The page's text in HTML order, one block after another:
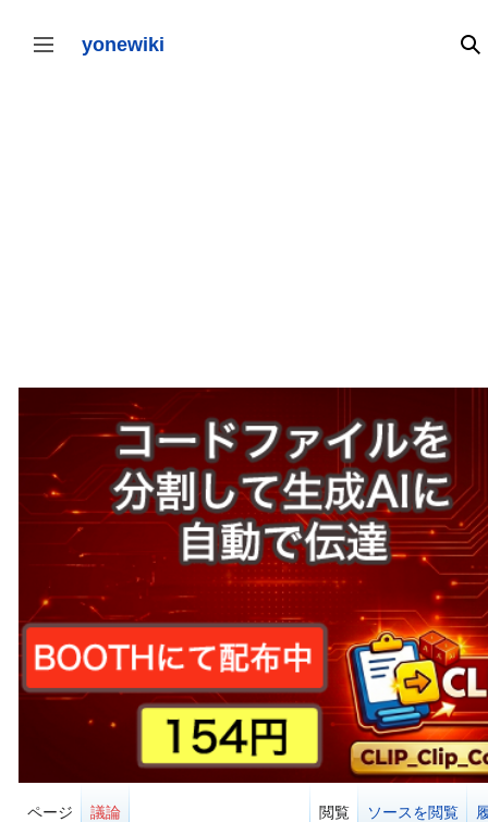
テ
サイドバーの切り替え yonewiki 検
ページ 議論 閲覧 ソースを閲覧